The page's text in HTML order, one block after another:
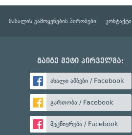
მასალის გამოყენების პირობები კონტაქტი
გაიგე მეტი პირველმა:
ახალი ამბები / Facebook
გართობა / Facebook
მეცნიერება / Facebook